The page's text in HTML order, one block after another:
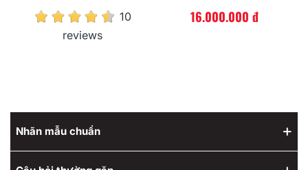
10
reviews
16.000.000 đ
Nhãn mẫu chuẩn